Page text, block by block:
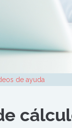
de ayuda